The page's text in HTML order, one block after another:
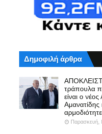
Δημοφιλή άρθρα
τράπουλα
είναι ο
Αμανατίδης
Παρασκευή,